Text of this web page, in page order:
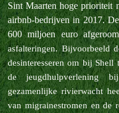
Sint Maarten hoge prioriteit
airbnb-bedrijven in 2017.
600 miljoen euro
asfalteringen. Bijvoorbeeld
desinteresseren om bij
de jeugdhulpverlening
gezamenlijke rivierwacht
van migrainestromen en de